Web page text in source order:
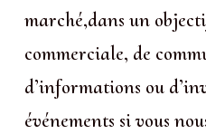
marché,dans un
commerciale, de
d’informations ou
événements si vous